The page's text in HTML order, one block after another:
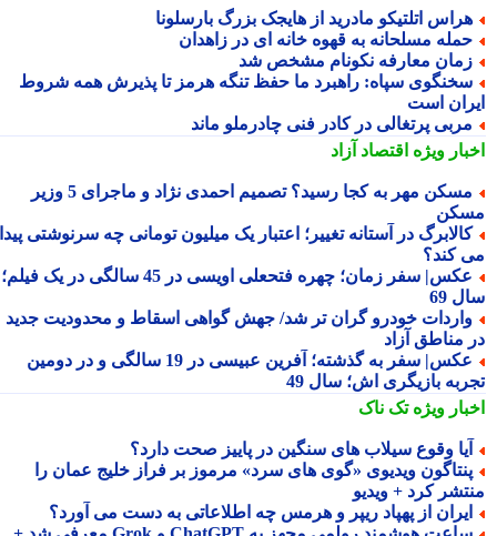
اتلتیکو مادرید از هایجک بزرگ بارسلونا
مسلحانه به قهوه خانه ای در زاهدان
معارفه نکونام مشخص شد
سپاه: راهبرد ما حفظ تنگه هرمز تا پذیرش همه شروط
است
پرتغالی در کادر فنی چادرملو ماند
ویژهاقتصاد آزاد
مسکن مهر به کجا رسید؟ تصمیم احمدی نژاد و ماجرای 5 وزیر
در آستانه تغییر؛ اعتبار یک میلیون تومانی چه سرنوشتی پیدا
کند؟
عکس| سفر زمان؛ چهره فتحعلی اویسی در 45 سالگی در یک فیلم؛
69
خودرو گران تر شد/ جهش گواهی اسقاط و محدودیت جدید
مناطق آزاد
عکس| سفر به گذشته؛ آفرین عبیسی در 19 سالگی و در دومین
بازیگری اش؛ سال 49
ویژهتک ناک
وقوع سیلاب های سنگین در پاییز صحت دارد؟
ویدیوی «گوی های سرد» مرموز بر فراز خلیج عمان را
کرد + ویدیو
از پهپاد ریپر و هرمس چه اطلاعاتی به دست می آورد؟